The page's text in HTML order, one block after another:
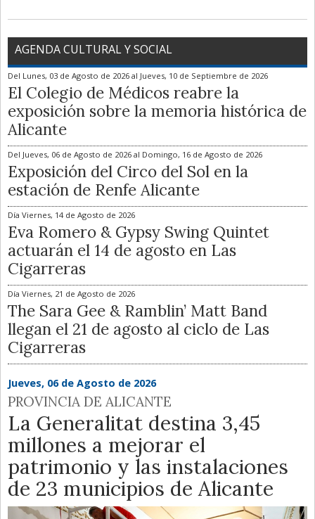
AGENDA CULTURAL Y SOCIAL
Del Lunes, 03 de Agosto de 2026 al Jueves, 10 de Septiembre de 2026
El Colegio de Médicos reabre la
exposición sobre la memoria histórica de
Alicante
Del Jueves, 06 de Agosto de 2026 al Domingo, 16 de Agosto de 2026
Exposición del Circo del Sol en la
estación de Renfe Alicante
Día Viernes, 14 de Agosto de 2026
Eva Romero & Gypsy Swing Quintet
actuarán el 14 de agosto en Las
Cigarreras
Día Viernes, 21 de Agosto de 2026
The Sara Gee & Ramblin’ Matt Band
llegan el 21 de agosto al ciclo de Las
Cigarreras
Jueves, 06 de Agosto de 2026
PROVINCIA DE ALICANTE
La Generalitat destina 3,45
millones a mejorar el
patrimonio y las instalaciones
de 23 municipios de Alicante